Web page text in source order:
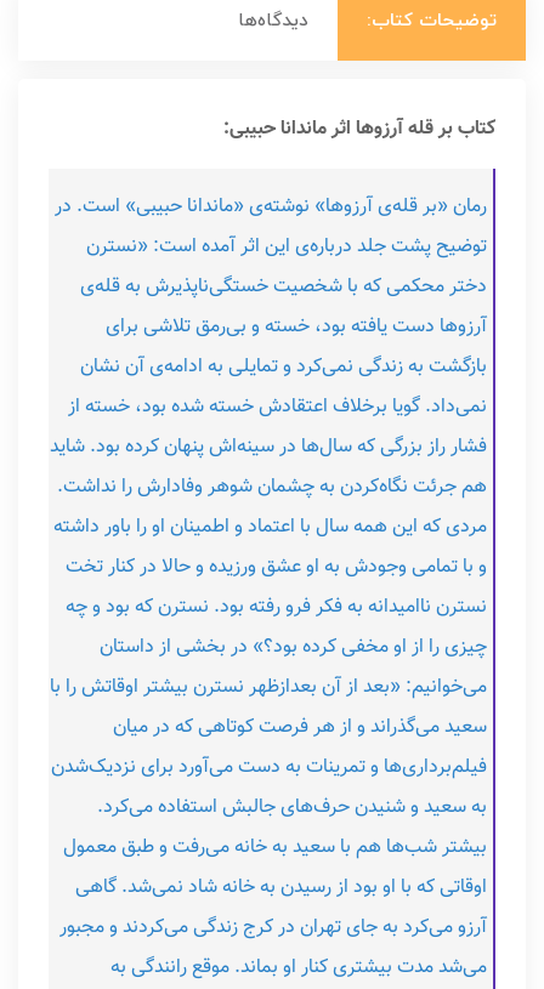
توضیحات کتاب: دیدگاه‌ها
کتاب بر قله آرزوها اثر ماندانا حبیبی:
رمان «بر قله‌ی آرزوها» نوشته‌ی «ماندانا حبیبی» است. در
توضیح پشت جلد درباره‌ی این اثر آمده است: «نسترن
دختر محکمی که با شخصیت خستگی‌ناپذیرش به قله‌ی
آرزوها دست یافته بود، خسته و بی‌رمق تلاشی برای
بازگشت به زندگی نمی‌کرد و تمایلی به ادامه‌ی آن نشان
نمی‌داد. گویا برخلاف اعتقادش خسته شده بود، خسته از
فشار راز بزرگی که سال‌ها در سینه‌اش پنهان کرده بود. شاید
هم جرئت نگاه‌کردن به چشمان شوهر وفادارش را نداشت.
مردی که این همه سال با اعتماد و اطمینان او را باور داشته
و با تمامی وجودش به او عشق ورزیده و حالا در کنار تخت
نسترن ناامیدانه به فکر فرو رفته بود. نسترن که بود و چه
چیزی را از او مخفی کرده بود؟» در بخشی از داستان
می‌خوانیم: «بعد از آن بعدازظهر نسترن بیشتر اوقاتش را با
سعید می‌گذراند و از هر فرصت کوتاهی که در میان
فیلم‌برداری‌ها و تمرینات به دست می‌آورد برای نزدیک‌شدن
به سعید و شنیدن حرف‌های جالبش استفاده می‌کرد.
بیشتر شب‌ها هم با سعید به خانه می‌رفت و طبق معمول
اوقاتی که با او بود از رسیدن به خانه شاد نمی‌شد. گاهی
آرزو می‌کرد به جای تهران در کرج زندگی می‌کردند و مجبور
می‌شد مدت بیشتری کنار او بماند. موقع رانندگی به